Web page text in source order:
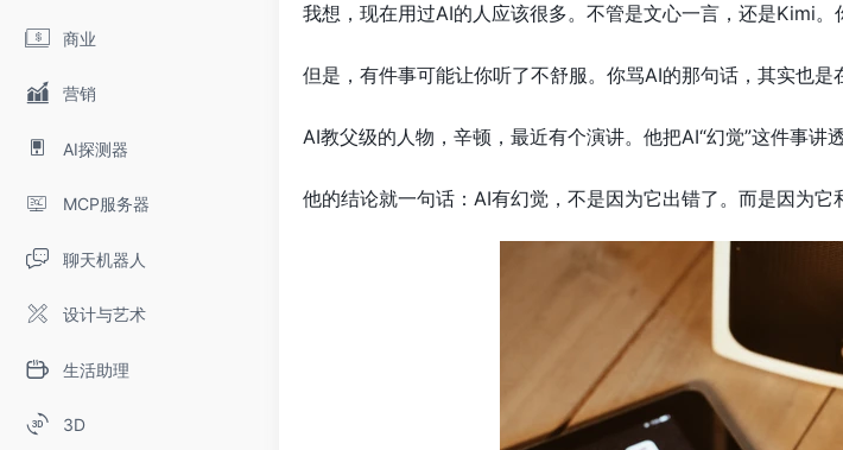
商业
营销
AI探测器
MCP服务器
聊天机器人
设计与艺术
生活助理
3D
我想，现在用过AI的人应该很多。不管是文心一言，还是Kimi。
但是，有件事可能让你听了不舒服。你骂AI的那句话，其实也是
AI教父级的人物，辛顿，最近有个演讲。他把AI“幻觉”这件事讲透
他的结论就一句话：AI有幻觉，不是因为它出错了。而是因为它